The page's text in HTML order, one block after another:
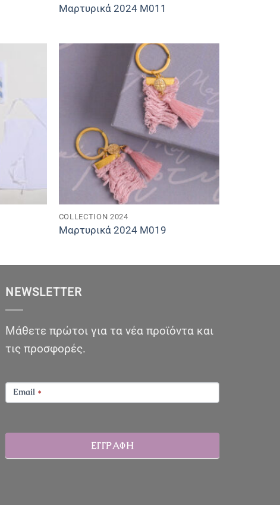
Μαρτυρικά 2024 M011
COLLECTION 2024
Μαρτυρικά 2024 M019
NEWSLETTER
Μάθετε πρώτοι για τα νέα προϊόντα και
τις προσφορές.
NEWSLETTER
Email *
ΕΓΓΡΑΦΗ